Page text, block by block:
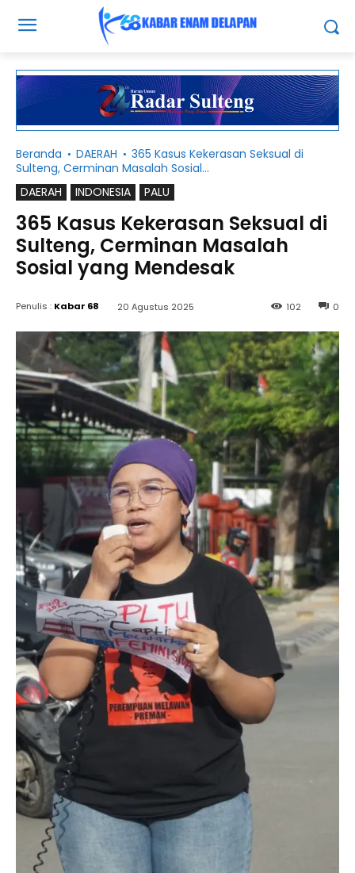
Beranda DAERAH
365 Kasus Kekerasan Seksual di
Sulteng, Cerminan Masalah Sosial...
DAERAH
INDONESIA PALU
365 Kasus Kekerasan Seksual di
Sulteng, Cerminan Masalah
Sosial yang Mendesak
Penulis : Kabar 68 20 Agustus 2025 0
102